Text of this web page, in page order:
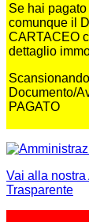
Se hai
comunque il
CARTACEO
dettaglio
Documento/
PAGATO
Vai alla
Trasparente